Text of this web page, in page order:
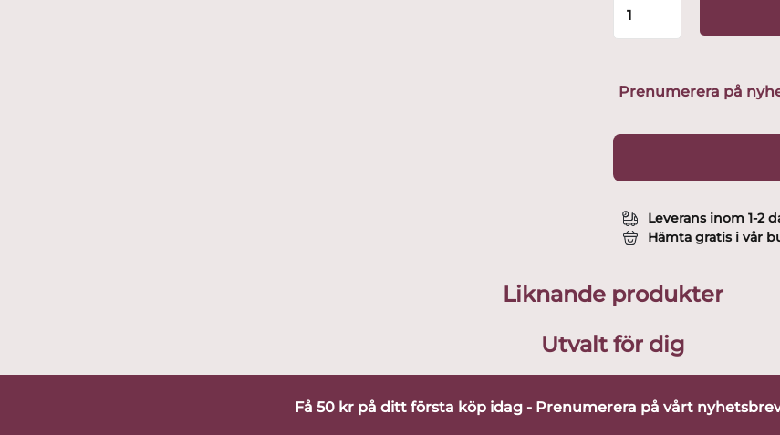
Paratiisi
Tallrikar
skålar
Birger
Kaipianen
mängd
Prenumerera på
Leverans inom 1-2
Hämta gratis i vår
Liknande produkter
Utvalt för dig
Få 50 kr på ditt första köp idag - Prenumerera på vårt